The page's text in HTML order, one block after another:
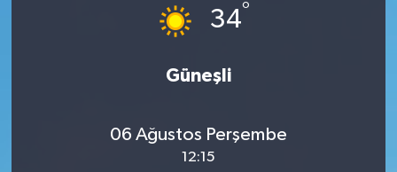
34°
Güneşli
06 Ağustos Perşembe
12:15